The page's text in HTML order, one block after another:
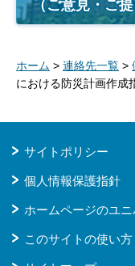
（ご意見・ご提
ホーム > 連絡先一覧 >
における防災計画作成
サイトポリシー
個人情報保護指針
ホームページのユ
このサイトの使い方